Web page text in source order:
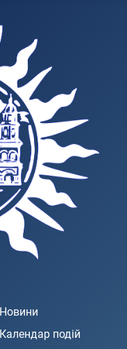
Новини
Календар подій